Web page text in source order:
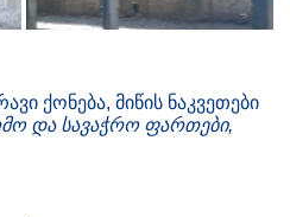
ქონება, მიწის ნაკვეთები
და სავაჭრო ფართები,